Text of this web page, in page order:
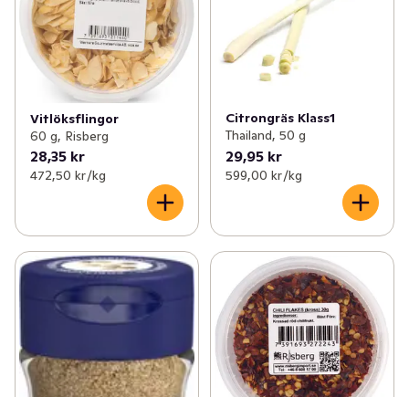
Vitlöksflingor
60 g, Risberg
28,35 kr
472,50 kr /kg
Citrongräs Klass1
Thailand, 50 g
29,95 kr
599,00 kr /kg